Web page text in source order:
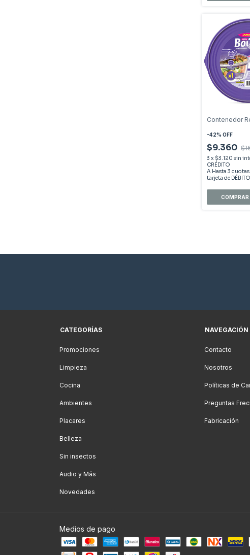
Contenedor
-42% OFF
$9.360
3 x $3.120 sin
CATEGORÍAS
Promociones
Limpieza
Cocina
Ambientes
Placares
Belleza
Sin insectos
Audio y Más
Novedades
NAVEGACIÓN
Contacto
Nosotros
Políticas de
Preguntas
Fabricación
Medios de pago